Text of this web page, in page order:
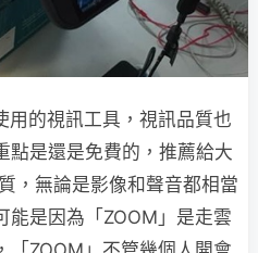
用的視訊工具，視訊品質也
點是還是免費的，推薦給大
，無論是影像和聲音都相當
能是因為「ZOOM」是走雲